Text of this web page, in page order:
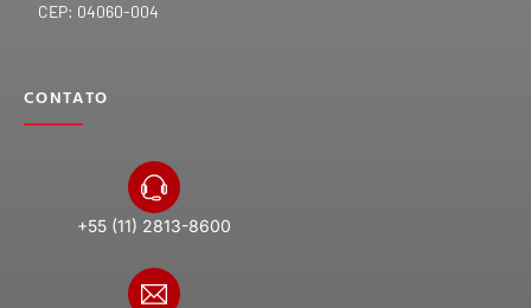
CEP: 04060-004
CONTATO
+55 (11) 2813-8600